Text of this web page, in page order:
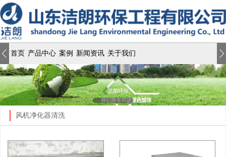
首页 产品中心 案例 新闻资讯 关于我们
风机净化器清洗